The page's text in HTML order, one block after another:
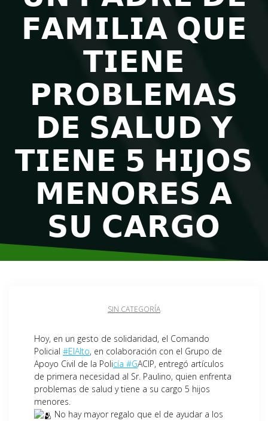
𝗙𝗔𝗠𝗜𝗟𝗜𝗔 𝗤𝗨𝗘
𝗧𝗜𝗘𝗡𝗘
𝗣𝗥𝗢𝗕𝗟𝗘𝗠𝗔𝗦
𝗗𝗘 𝗦𝗔𝗟𝗨𝗗 𝗬
𝗧𝗜𝗘𝗡𝗘 𝟱 𝗛𝗜𝗝𝗢𝗦
𝗠𝗘𝗡𝗢𝗥𝗘𝗦 𝗔
𝗦𝗨 𝗖𝗔𝗥𝗚𝗢
SIN CATEGORÍA
Hoy, en un gesto de solidaridad, el Comando
Policial #ElAlto, en colaboración con el Grupo de
Apoyo Civil de la Policía #GACIP, entregó artículos
de primera necesidad al Sr. Paulino, quien enfrenta
problemas de salud y tiene a su cargo 5 hijos
menores.
No hay mayor regalo que el de ayudar a los